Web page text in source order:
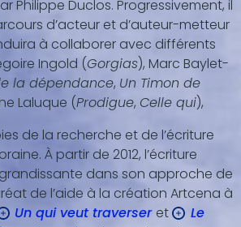
Philippe Duclos. Progressivement, il
d’acteur et d’auteur-metteur
à collaborer avec différents
Ingold (Gorgias), Marc Baylet-
la dépendance, Un Timon de
Laluque (Prodigue, Celle qui),
de la recherche et de l’écriture
À partir de 2012, l’écriture
dans son approche de
de l’aide à la création Artcena à
Un qui veut traverser et
Le